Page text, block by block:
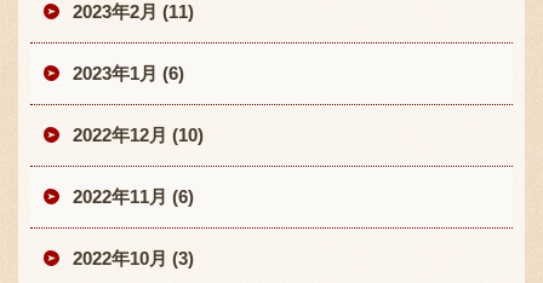
2023年2月 (11)
2023年1月 (6)
2022年12月 (10)
2022年11月 (6)
2022年10月 (3)